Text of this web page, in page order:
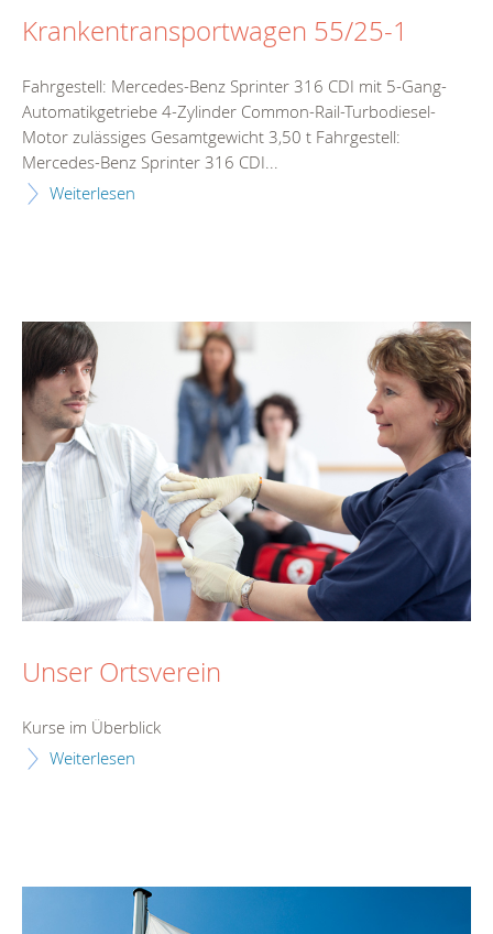
Krankentransportwagen 55/25-1
Fahrgestell: Mercedes-Benz Sprinter 316 CDI mit 5-Gang-
Automatikgetriebe 4-Zylinder Common-Rail-Turbodiesel-
Motor zulässiges Gesamtgewicht 3,50 t Fahrgestell:
Mercedes-Benz Sprinter 316 CDI...
Weiterlesen
Unser Ortsverein
Kurse im Überblick
Weiterlesen